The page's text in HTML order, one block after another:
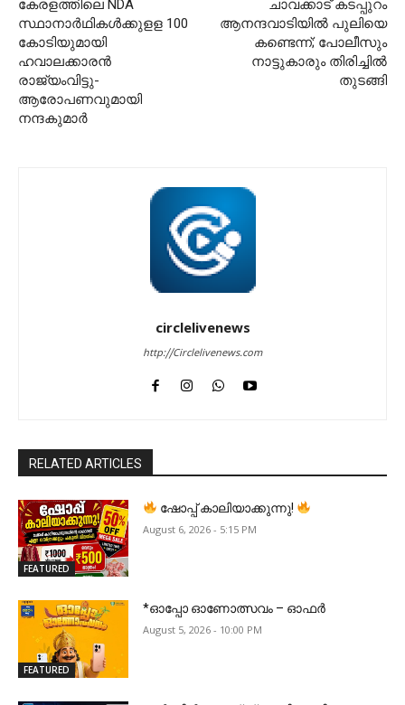
കേരളത്തിലെ NDA
സ്ഥാനാർഥികൾക്കുളള 100
കോടിയുമായി
ഹവാലക്കാരൻ
രാജ്യംവിട്ടു-
ആരോപണവുമായി
നന്ദകുമാർ
ചാവക്കാട് കടപ്പുറം
ആനന്ദവാടിയിൽ പുലിയെ
കണ്ടെന്ന്; പോലീസും
നാട്ടുകാരും തിരിച്ചിൽ
തുടങ്ങി
circlelivenews
http://Circlelivenews.com
RELATED ARTICLES
FEATURED
ഷോപ്പ് കാലിയാക്കുന്നു!
August 6, 2026 - 5:15 PM
FEATURED
*ഓപ്പോ ഓണോത്സവം – ഓഫർ
August 5, 2026 - 10:00 PM